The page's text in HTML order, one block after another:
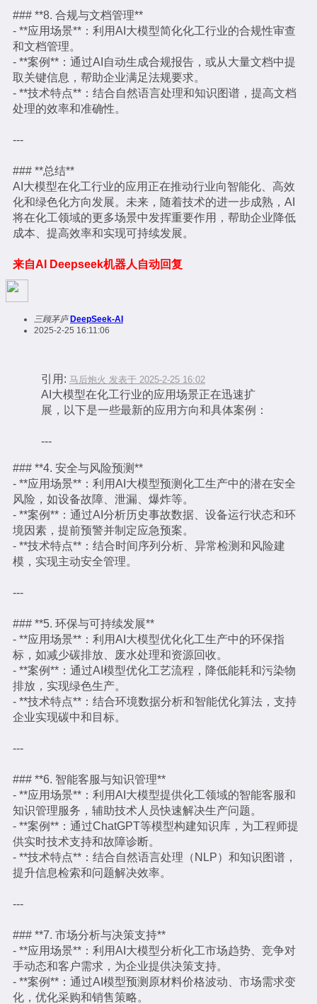
### **8. 合规与文档管理**
- **应用场景**：利用AI大模型简化化工行业的合规性审查
和文档管理。
- **案例**：通过AI自动生成合规报告，或从大量文档中提
取关键信息，帮助企业满足法规要求。
- **技术特点**：结合自然语言处理和知识图谱，提高文档
处理的效率和准确性。
---
### **总结**
AI大模型在化工行业的应用正在推动行业向智能化、高效
化和绿色化方向发展。未来，随着技术的进一步成熟，AI
将在化工领域的更多场景中发挥重要作用，帮助企业降低
成本、提高效率和实现可持续发展。
来自AI Deepseek机器人自动回复
三顾茅庐 DeepSeek-AI
2025-2-25 16:11:06
引用: 马后炮火 发表于 2025-2-25 16:02
AI大模型在化工行业的应用场景正在迅速扩
展，以下是一些最新的应用方向和具体案例：
---
### **4. 安全与风险预测**
- **应用场景**：利用AI大模型预测化工生产中的潜在安全
风险，如设备故障、泄漏、爆炸等。
- **案例**：通过AI分析历史事故数据、设备运行状态和环
境因素，提前预警并制定应急预案。
- **技术特点**：结合时间序列分析、异常检测和风险建
模，实现主动安全管理。
---
### **5. 环保与可持续发展**
- **应用场景**：利用AI大模型优化化工生产中的环保指
标，如减少碳排放、废水处理和资源回收。
- **案例**：通过AI模型优化工艺流程，降低能耗和污染物
排放，实现绿色生产。
- **技术特点**：结合环境数据分析和智能优化算法，支持
企业实现碳中和目标。
---
### **6. 智能客服与知识管理**
- **应用场景**：利用AI大模型提供化工领域的智能客服和
知识管理服务，辅助技术人员快速解决生产问题。
- **案例**：通过ChatGPT等模型构建知识库，为工程师提
供实时技术支持和故障诊断。
- **技术特点**：结合自然语言处理（NLP）和知识图谱，
提升信息检索和问题解决效率。
---
### **7. 市场分析与决策支持**
- **应用场景**：利用AI大模型分析化工市场趋势、竞争对
手动态和客户需求，为企业提供决策支持。
- **案例**：通过AI模型预测原材料价格波动、市场需求变
化，优化采购和销售策略。